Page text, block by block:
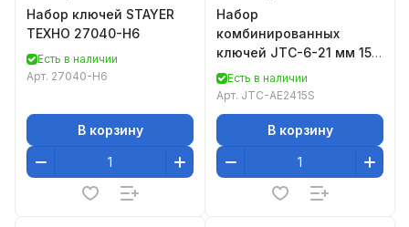
Набор ключей STAYER
ТЕХНО 27040-H6
Есть в наличии
Арт. 27040-H6
В корзину
Набор
комбинированных
ключей JTC-6-21 мм 15
предметов 1-AE2415S
Есть в наличии
Арт. JTC-AE2415S
В корзину